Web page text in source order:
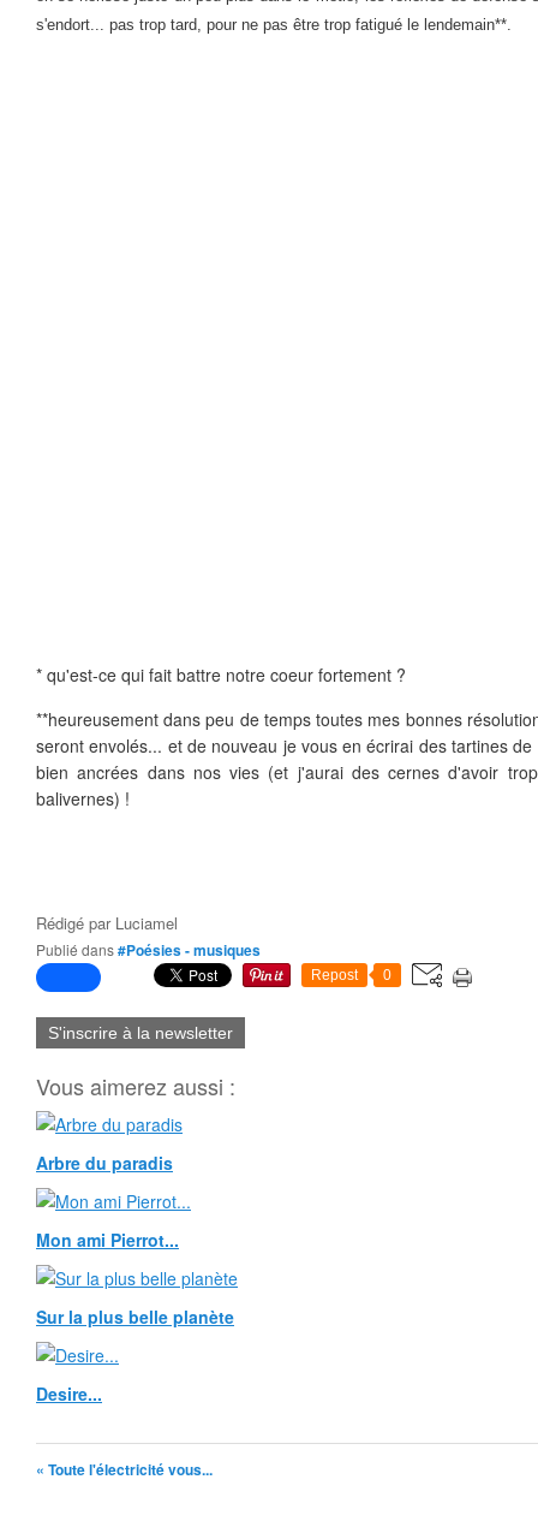
s'endort... pas trop tard, pour ne pas être trop fatigué le lendemain**.
* qu'est-ce qui fait battre notre coeur fortement ?
**heureusement dans peu de temps toutes mes bonnes
seront envolés... et de nouveau je vous en écrirai des tartines
bien ancrées dans nos vies (et j'aurai des cernes d'avoir
balivernes) !
Rédigé par Luciamel
Publié dans#Poésies - musiques
Repost 0
S'inscrire à la newsletter
Vous aimerez aussi :
Arbre du paradis
Mon ami Pierrot...
Sur la plus belle planète
Desire...
« Toute l'électricité vous...